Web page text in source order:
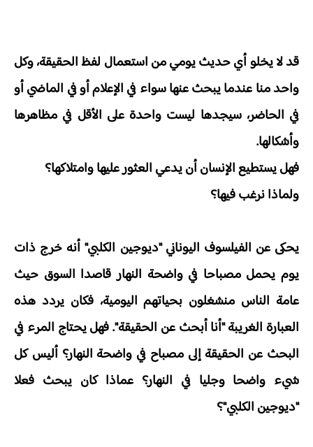
قد لا يخلو أي حديث يومي من استعمال لفظ الحقيقة، وكل
واحد منا عندما يبحث عنها سواء في الإعلام أو في الماضي أو
في الحاضر، سيجدها ليست واحدة على الأقل في مظاهرها
وأشكالها.
فهل يستطيع الإنسان أن يدعي العثور عليها وامتلاكها؟
ولماذا نرغب فيها؟
يحكى عن الفيلسوف اليوناني "ديوجين الكلبي" أنه خرج ذات
يوم يحمل مصباحا في واضحة النهار قاصدا السوق حيث
عامة الناس منشغلون بحياتهم اليومية، فكان يردد هذه
العبارة الغريبة "أنا أبحث عن الحقيقة". فهل يحتاج المرء في
البحث عن الحقيقة إلى مصباح في واضحة النهار؟ أليس كل
شيء واضحا وجليا في النهار؟ عماذا كان يبحث فعلا
"ديوجين الكلبي"؟